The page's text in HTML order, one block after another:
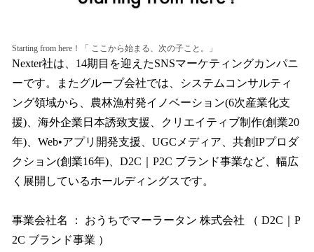
Starting from here！「 ここから始まる、次の子こと。」
Nexter社は、14期目を迎えたSNSマーケティングカンパニ
ーです。またグループ会社では、システムコンサルティ
ング領域から、農林漁村発イノベーション(6次産業化支
援)、海外企業日本誘致支援、クリエイティブ制作(創業20
年)、Web•アプリ開発支援、UGCメディア、共創IPプロダ
クション(創業16年)、D2C｜P2C ブランド事業など、幅広
く展開しているホールディングスです。
事業会社名 ： おうちでマーラータン 株式会社 （ D2C｜P
2C ブランド事業 ）